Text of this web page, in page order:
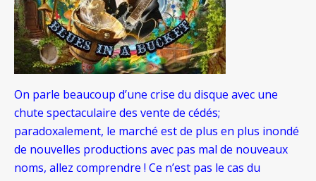
On parle beaucoup d’une crise du disque avec une
chute spectaculaire des vente de cédés;
paradoxalement, le marché est de plus en plus inondé
de nouvelles productions avec pas mal de nouveaux
noms, allez comprendre ! Ce n’est pas le cas du